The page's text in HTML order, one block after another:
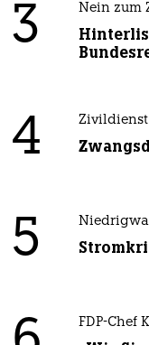
3 Nein zum
4 Zivildienst
5
FDP-Chef